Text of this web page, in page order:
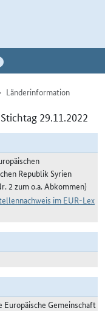
Länderinformation
29.11.2022
Republik Syrien
2 zum o.a. Abkommen)
im EUR-Lex
Gemeinschaft